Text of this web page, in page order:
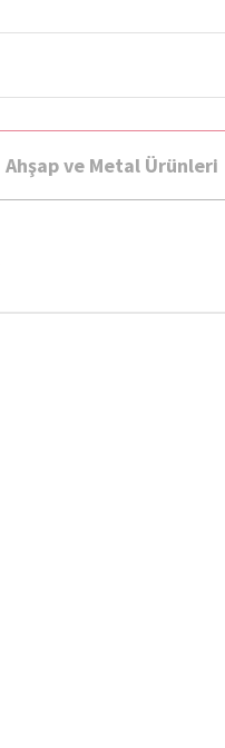
Ahşap ve Metal Ürünleri